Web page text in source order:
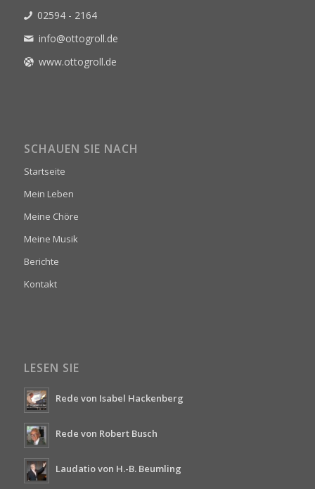
02594 - 2164
info@ottogroll.de
www.ottogroll.de
SCHAUEN SIE NACH
Startseite
Mein Leben
Meine Chöre
Meine Musik
Berichte
Kontakt
LESEN SIE
Rede von Isabel Hackenberg
Rede von Robert Busch
Laudatio von H.-B. Beumling